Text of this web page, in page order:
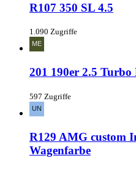
R107 350 SL 4.5
1.090 Zugriffe
201 190er 2.5 Turbo
597 Zugriffe
R129 AMG custom
Wagenfarbe